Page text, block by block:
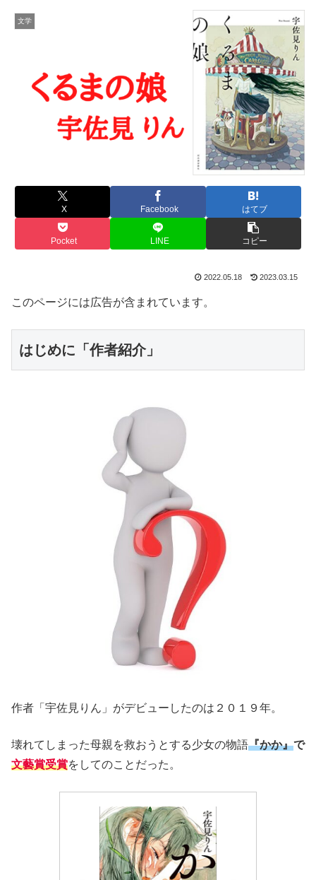
文学
X Facebook はてブ
Pocket LINE コピー
2022.05.18 2023.03.15
このページには広告が含まれています。
はじめに「作者紹介」
作者「宇佐見りん」がデビューしたのは２０１９年。
壊れてしまった母親を救おうとする少女の物語『かか』で
文藝賞受賞をしてのことだった。